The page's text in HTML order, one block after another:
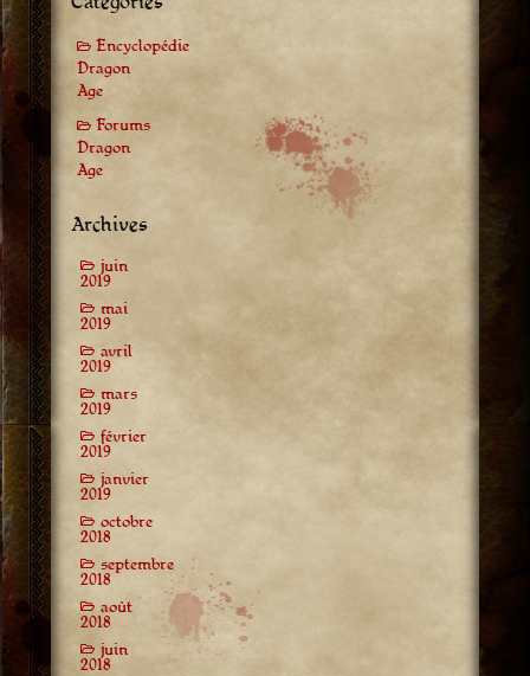
Encyclopédie
Dragon
Age
Forums
Dragon
Age
Archives
juin
2019
mai
2019
avril
2019
mars
2019
février
2019
janvier
2019
octobre
2018
septembre
2018
août
2018
juin
2018